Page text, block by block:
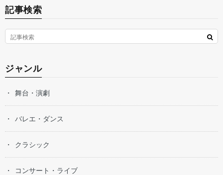
記事検索
ジャンル
舞台・演劇
バレエ・ダンス
クラシック
コンサート・ライブ